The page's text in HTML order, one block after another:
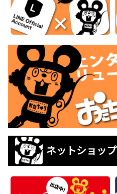
ネットショップ